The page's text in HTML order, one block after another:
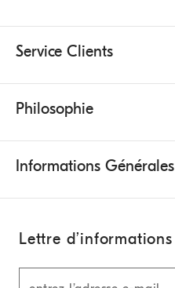
Service Clients
Philosophie
Informations Générales
Lettre d’informations